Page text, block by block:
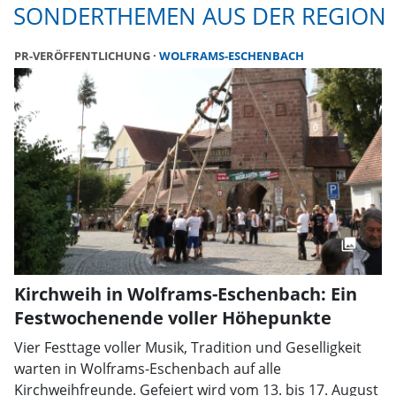
SONDERTHEMEN AUS DER REGION
PR-VERÖFFENTLICHUNG WOLFRAMS-ESCHENBACH
Kirchweih in Wolframs-Eschenbach: Ein
Festwochenende voller Höhepunkte
Vier Festtage voller Musik, Tradition und Geselligkeit
warten in Wolframs-Eschenbach auf alle
Kirchweihfreunde. Gefeiert wird vom 13. bis 17. August